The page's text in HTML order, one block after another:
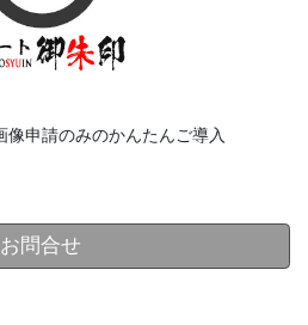
申請のみのかんたんご導入
お問合せ